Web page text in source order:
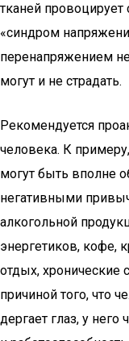
тканей
«синдром
перенапряжением
могут и не страдать.
Рекомендуется
человека. К
могут быть вполне
негативными
алкогольной
энергетиков, кофе,
отдых, хронические
причиной того, что
дергает глаз, у него